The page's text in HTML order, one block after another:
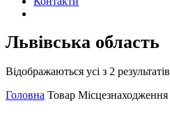
Львівська область
Відображаються усі з 2 результатів
Головна Товар Місцезнаходження